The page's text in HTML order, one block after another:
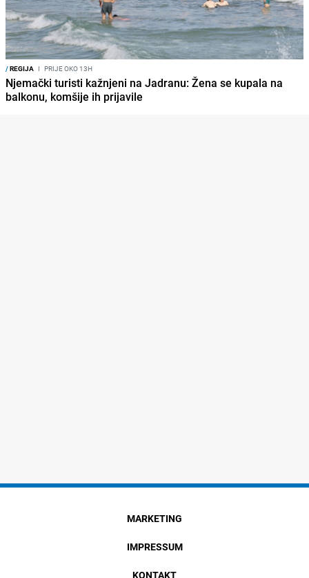
/REGIJA I PRIJE OKO 13H
Njemački turisti kažnjeni na Jadranu: Žena se kupala na
balkonu, komšije ih prijavile
MARKETING
IMPRESSUM
KONTAKT